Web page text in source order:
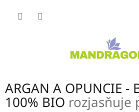
ARGAN A OPUNCIE -
100% BIO rozjasňuje